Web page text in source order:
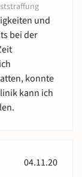
und
bei der
konnte
kann ich
04.11.20